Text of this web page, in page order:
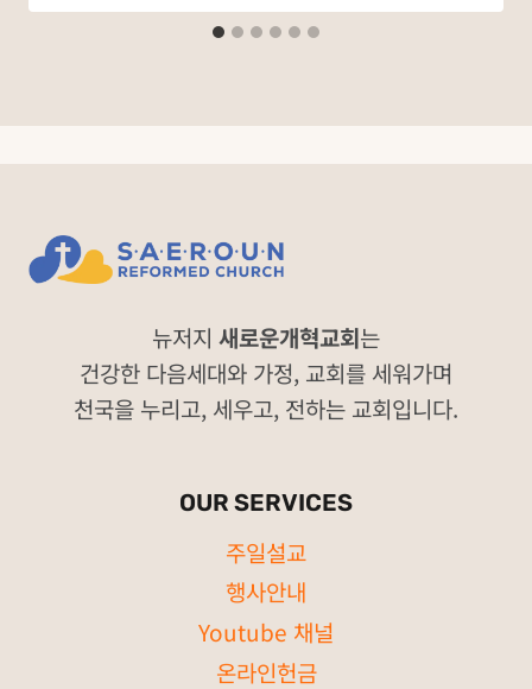
뉴저지 새로운개혁교회는
건강한 다음세대와 가정, 교회를 세워가며
천국을 누리고, 세우고, 전하는 교회입니다.
OUR SERVICES
주일설교
행사안내
Youtube 채널
온라인헌금